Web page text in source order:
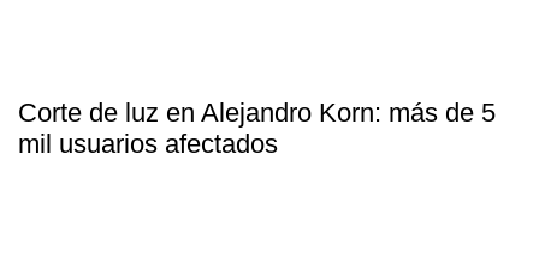
Corte de luz en Alejandro Korn: más de 5
mil usuarios afectados